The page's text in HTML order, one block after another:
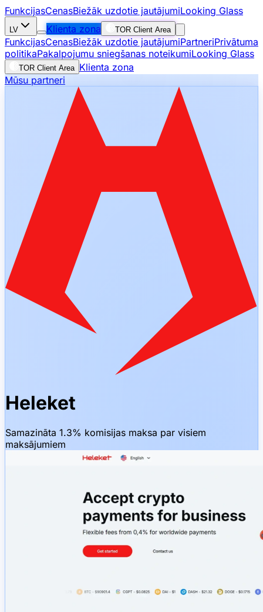
FunkcijasCenasBiežāk uzdotie jautājumiLooking Glass
LV Klienta zona TOR Client Area
FunkcijasCenasBiežāk uzdotie jautājumiPartneriPrivātuma
politikaPakalpojumu sniegšanas noteikumiLooking Glass
TOR Client Area Klienta zona
Mūsu partneri
Heleket
Samazināta 1.3% komisijas maksa par visiem
maksājumiem